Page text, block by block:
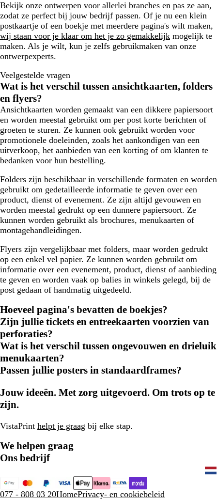
Bekijk onze ontwerpen voor allerlei branches en pas ze aan,
zodat ze perfect bij jouw bedrijf passen. Of je nu een klein
postkaartje of een boekje met meerdere pagina's wilt maken,
wij staan voor je klaar om het je zo gemakkelijk mogelijk te
maken. Als je wilt, kun je zelfs gebruikmaken van onze
ontwerpexperts.
Veelgestelde vragen
Wat is het verschil tussen ansichtkaarten, folders
en flyers?
Ansichtkaarten worden gemaakt van een dikkere papiersoort
en worden meestal gebruikt om per post korte berichten of
groeten te sturen. Ze kunnen ook gebruikt worden voor
promotionele doeleinden, zoals het aankondigen van een
uitverkoop, het aanbieden van een korting of om klanten te
bedanken voor hun bestelling.
Folders zijn beschikbaar in verschillende formaten en worden
gebruikt om gedetailleerde informatie te geven over een
product, dienst of evenement. Ze zijn altijd gevouwen en
worden meestal gedrukt op een dunnere papiersoort. Ze
kunnen worden gebruikt als brochures, menukaarten of
montagehandleidingen.
Flyers zijn vergelijkbaar met folders, maar worden gedrukt
op een enkel vel papier. Ze kunnen worden gebruikt om
informatie over een evenement, product, dienst of aanbieding
te geven en worden vaak op balies in winkels gelegd, bij de
post gedaan of handmatig uitgedeeld.
Hoeveel pagina's bevatten de boekjes?
Zijn jullie tickets en entreekaarten voorzien van
perforaties?
Wat is het verschil tussen ongevouwen en drieluik
menukaarten?
Passen jullie posters in standaardframes?
Jouw ideeën. Met zorg uitgevoerd. Om trots op te
zijn.
VistaPrint helpt je graag bij elke stap.
We helpen graag
Ons bedrijf
077 - 808 03 20HomePrivacy- en cookiebeleid